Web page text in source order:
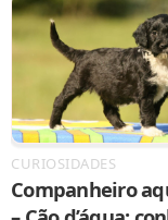
CURIOSIDADES
Companheiro